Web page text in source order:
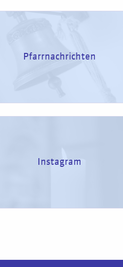
Pfarrnachrichten
Instagram